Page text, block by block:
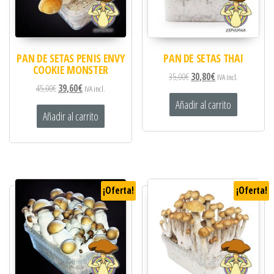
PAN DE SETAS PENIS ENVY
COOKIE MONSTER
45,00€39,60€ IVA incl.
Añadir al carrito
PAN DE SETAS THAI
35,00€30,80€ IVA incl.
Añadir al carrito
¡Oferta! ¡Oferta!